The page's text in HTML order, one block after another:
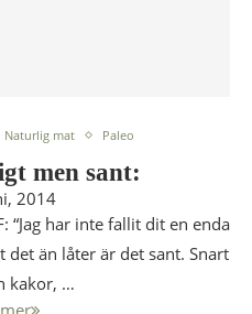
Naturlig mat Paleo
men sant:
2014
“Jag har inte fallit dit en enda
det än låter är det sant. Snart
kakor, …